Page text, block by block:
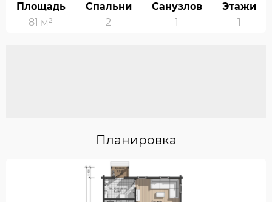
Площадь
81 м²
Спальни
2
Санузлов
1
Этажи
1
Планировка